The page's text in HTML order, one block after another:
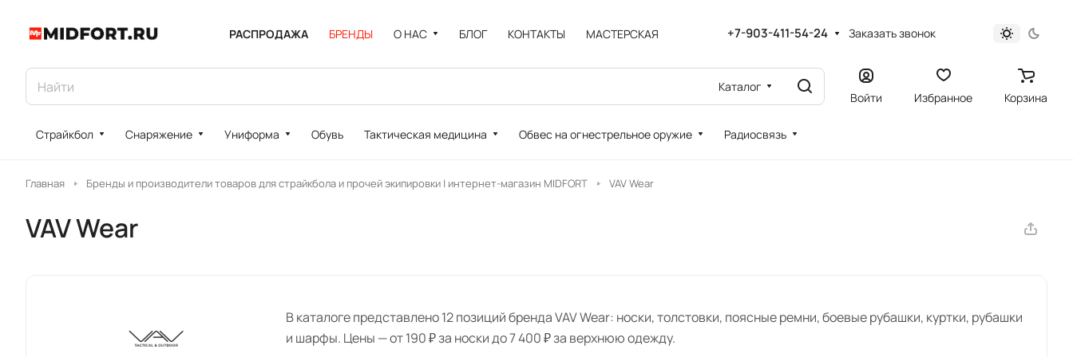
РАСПРОДАЖА БРЕНДЫ О НАС БЛОГ КОНТАКТЫ МАСТЕРСКАЯ +7-903-411-54-24 Заказать звонок
Каталог
Войти Избранное Корзина
Страйкбол Снаряжение Униформа Обувь Тактическая медицина Обвес на огнестрельное оружие Радиосвязь
Главная Бренды и производители товаров для страйкбола и прочей экипировки | интернет-магазин MIDFORT VAV Wear
VAV Wear
В каталоге представлено 12 позиций бренда VAV Wear: носки, толстовки, поясные ремни, боевые рубашки, куртки, рубашки
и шарфы. Цены — от 190 ₽ за носки до 7 400 ₽ за верхнюю одежду.